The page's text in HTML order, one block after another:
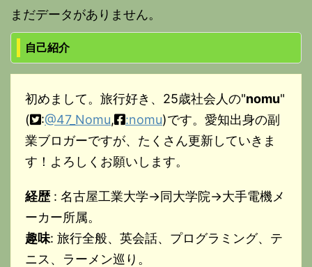
まだデータがありません。
自己紹介
初めまして。旅行好き、25歳社会人の"nomu"
(
:@47_Nomu, :nomu)です。愛知出身の副
業ブロガーですが、たくさん更新していきま
す！よろしくお願いします。
経歴 : 名古屋工業大学→同大学院→大手電機メ
ーカー所属。
趣味: 旅行全般、英会話、プログラミング、テ
ニス、ラーメン巡り。